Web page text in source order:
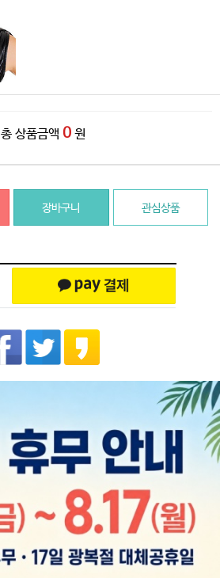
총 상품금액 0 원
장바구니 관심상품